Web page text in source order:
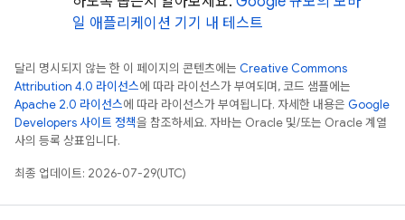
일 애플리케이션 기기 내 테스트
달리 명시되지 않는 한 이 페이지의 콘텐츠에는 Creative Commons
Attribution 4.0 라이선스에 따라 라이선스가 부여되며, 코드 샘플에는
Apache 2.0 라이선스에 따라 라이선스가 부여됩니다. 자세한 내용은 Google
Developers 사이트 정책을 참조하세요. 자바는 Oracle 및/또는 Oracle 계열
사의 등록 상표입니다.
최종 업데이트: 2026-07-29(UTC)